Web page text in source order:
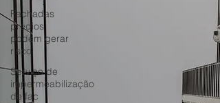
Fachadas
prédios
podem gerar
risco
Serviço de
impermeabilização
de fac